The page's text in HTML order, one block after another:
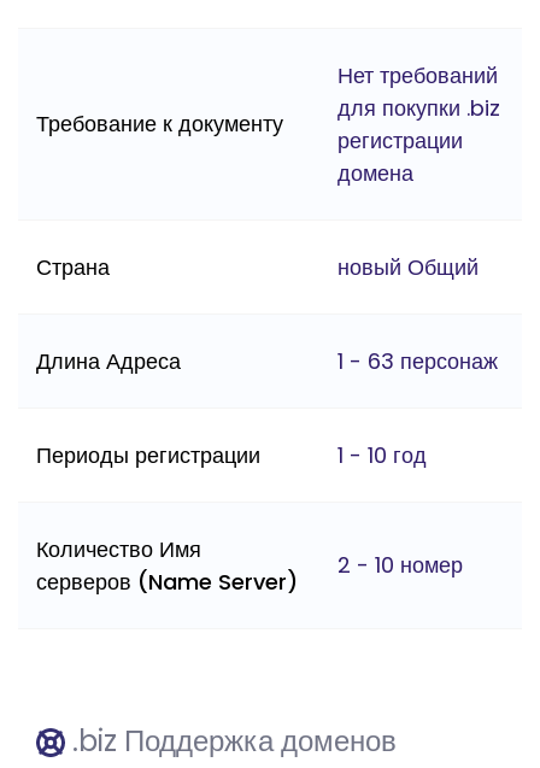
Требование к документу
Нет требований
для покупки .biz
регистрации
домена
Страна новый Общий
Длина Адреса 1 - 63 персонаж
Периоды регистрации 1 - 10 год
Количество Имя
серверов (Name Server)
2 - 10 номер
.biz Поддержка доменов